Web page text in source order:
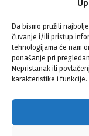
Da bismo pružili
čuvanje i/ili pristup
tehnologijama će nam
ponašanje pri
Nepristanak ili
karakteristike i funkcije.
Održan radni